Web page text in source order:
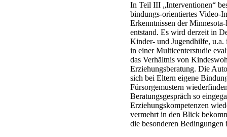
In Teil III „Interventionen“
bindungs-orientiertes Video-
Erkenntnissen der
entstand. Es wird derzeit in
Kinder- und Jugendhilfe,
in einer Multicenterstudie
das Verhältnis von
Erziehungsberatung. Die
sich bei Eltern eigene
Fürsorgemustern
Beratungsgespräch so
Erziehungskompetenzen
vermehrt in den Blick
die besonderen